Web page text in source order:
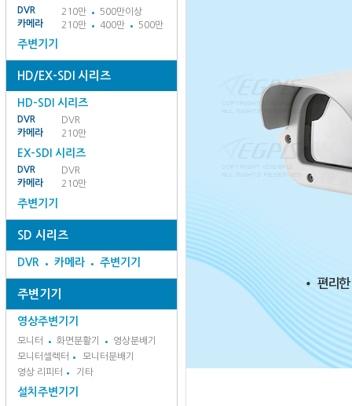
DVR 210만
500만이상
카메라
210만 400만 500만
주변기기
HD/EX-SDI 시리즈
HD-SDI 시리즈
DVR
DVR
카메라
210만
EX-SDI 시리즈
DVR
DVR
카메라
210만
주변기기
SD 시리즈
DVR 카메라 주변기기
주변기기
영상주변기기
모니터 화면분활기
영상분배기
모니터셀렉터
모니터분배기
영상 리피터
기타
설치주변기기